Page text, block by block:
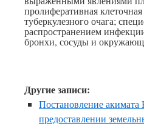
пролиферативная
туберкулезного очага;
распространением
бронхи, сосуды и
Другие записи:
Постановление
предоставлении